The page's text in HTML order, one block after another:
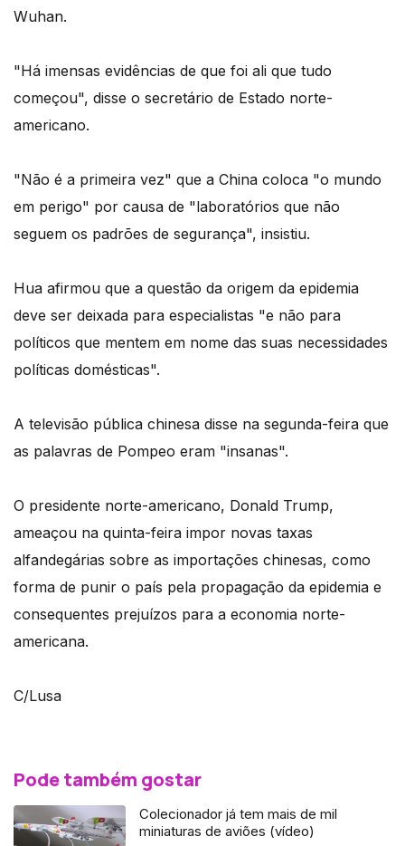
Wuhan.
"Há imensas evidências de que foi ali que tudo
começou", disse o secretário de Estado norte-
americano.
"Não é a primeira vez" que a China coloca "o mundo
em perigo" por causa de "laboratórios que não
seguem os padrões de segurança", insistiu.
Hua afirmou que a questão da origem da epidemia
deve ser deixada para especialistas "e não para
políticos que mentem em nome das suas necessidades
políticas domésticas".
A televisão pública chinesa disse na segunda-feira que
as palavras de Pompeo eram "insanas".
O presidente norte-americano, Donald Trump,
ameaçou na quinta-feira impor novas taxas
alfandegárias sobre as importações chinesas, como
forma de punir o país pela propagação da epidemia e
consequentes prejuízos para a economia norte-
americana.
C/Lusa
Pode também gostar
Colecionador já tem mais de mil
miniaturas de aviões (vídeo)